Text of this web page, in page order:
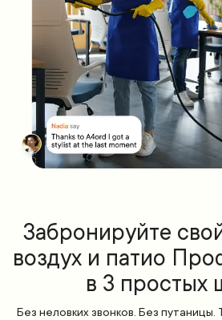
Забронируйте
воздух и патио
в 3 простых
Без неловких звонков. Без путаницы.